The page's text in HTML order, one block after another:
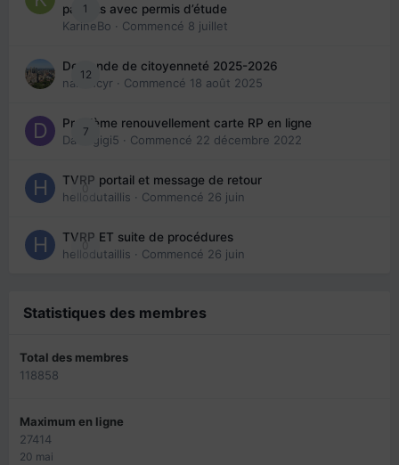
1
parents avec permis d’étude
KarineBo · Commencé 8 juillet
12
Demande de citoyenneté 2025-2026
nanancyr · Commencé 18 août 2025
7
Problème renouvellement carte RP en ligne
Davidgigi5 · Commencé 22 décembre 2022
0
TVRP portail et message de retour
hellodutaillis · Commencé 26 juin
0
TVRP ET suite de procédures
hellodutaillis · Commencé 26 juin
Statistiques des membres
Total des membres
118858
Maximum en ligne
27414
20 mai